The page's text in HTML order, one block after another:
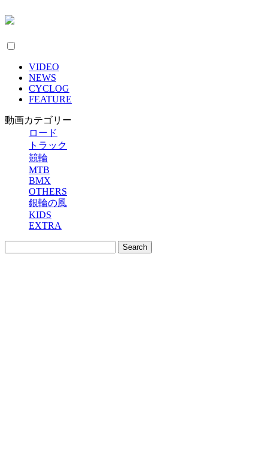
VIDEO
NEWS
CYCLOG
FEATURE
動画カテゴリー
ロード
トラック
競輪
MTB
BMX
OTHERS
銀輪の風
KIDS
EXTRA